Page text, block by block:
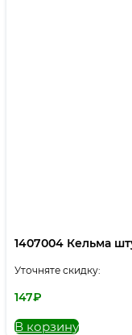
1407004 Кельма
Уточняте скидку:
147₽
В корзину